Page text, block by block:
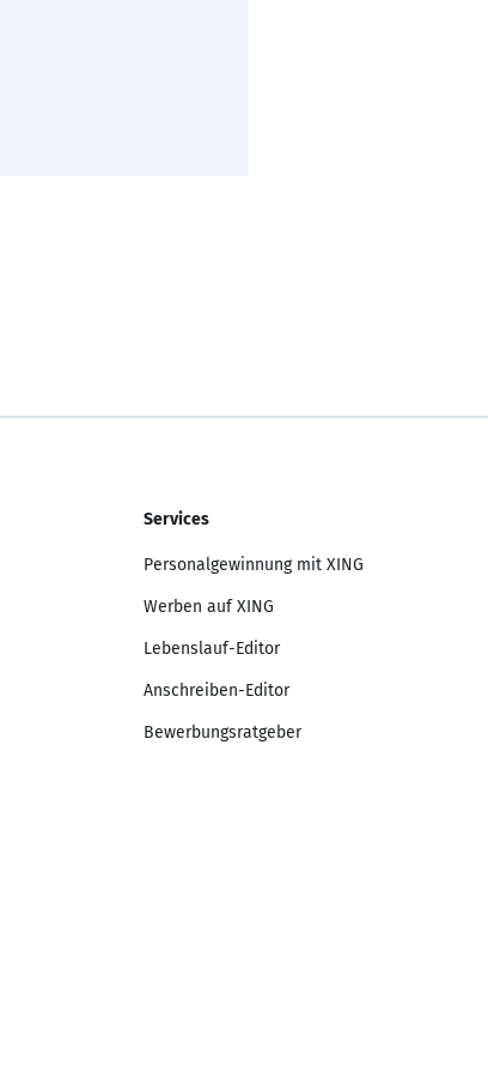
Services
Personalgewinnung mit XING
Werben auf XING
Lebenslauf-Editor
Anschreiben-Editor
Bewerbungsratgeber